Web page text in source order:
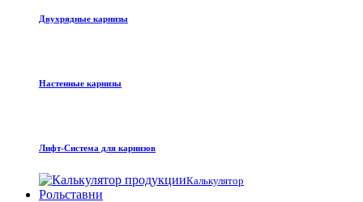
Двухрядные карнизы
Настенные карнизы
Лифт-Система для карнизов
Калькулятор
Рольставни